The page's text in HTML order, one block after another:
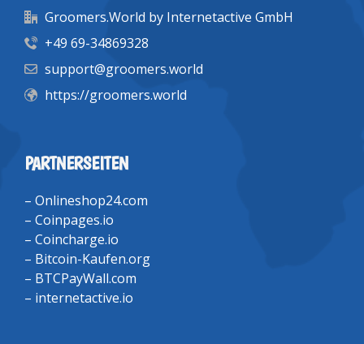
Groomers.World by Internetactive GmbH
+49 69-34869328
support@groomers.world
https://groomers.world
PARTNERSEITEN
– Onlineshop24.com
– Coinpages.io
– Coincharge.io
– Bitcoin-Kaufen.org
– BTCPayWall.com
– internetactive.io